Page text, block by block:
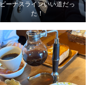
ビーナスラインいい道だっ
た！